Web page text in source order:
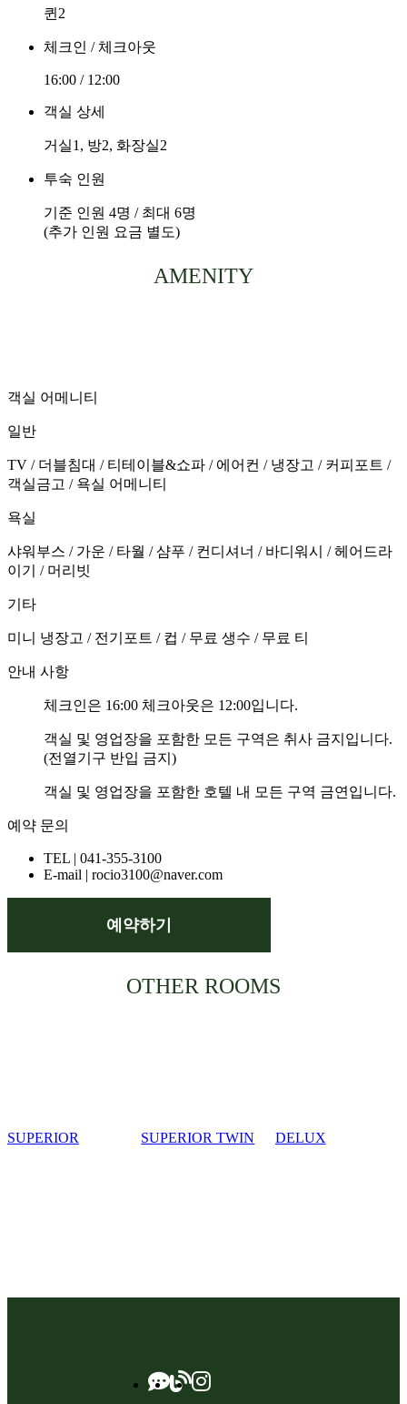
퀸2
체크인 / 체크아웃
16:00 / 12:00
객실 상세
거실1, 방2, 화장실2
투숙 인원
기준 인원 4명 / 최대 6명
(추가 인원 요금 별도)
AMENITY
객실 어메니티
일반
TV / 더블침대 / 티테이블&쇼파 / 에어컨 / 냉장고 / 커피포트 /
객실금고 / 욕실 어메니티
욕실
샤워부스 / 가운 / 타월 / 샴푸 / 컨디셔너 / 바디워시 / 헤어드라
이기 / 머리빗
기타
미니 냉장고 / 전기포트 / 컵 / 무료 생수 / 무료 티
안내 사항
체크인은 16:00 체크아웃은 12:00입니다.
객실 및 영업장을 포함한 모든 구역은 취사 금지입니다.
(전열기구 반입 금지)
객실 및 영업장을 포함한 호텔 내 모든 구역 금연입니다.
예약 문의
TEL | 041-355-3100
E-mail | rocio3100@naver.com
예약하기
OTHER ROOMS
SUPERIOR SUPERIOR TWIN DELUX